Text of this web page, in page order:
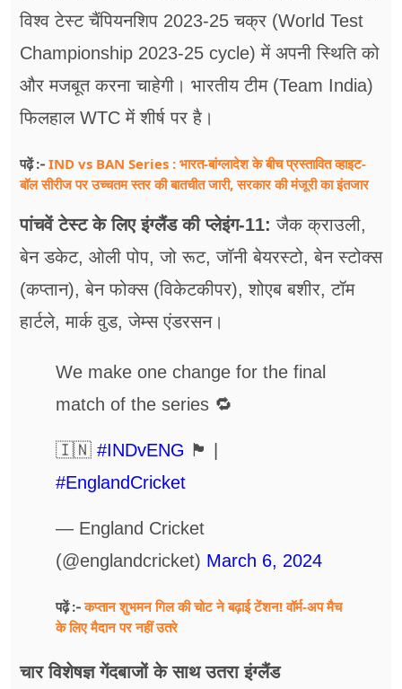
विश्व टेस्ट चैंपियनशिप 2023-25 चक्र (World Test
Championship 2023-25 cycle) में अपनी स्थिति को
और मजबूत करना चाहेगी। भारतीय टीम (Team India)
फिलहाल WTC में शीर्ष पर है।
पढ़ें :- IND vs BAN Series : भारत-बांग्लादेश के बीच प्रस्तावित व्हाइट-
बॉल सीरीज पर उच्चतम स्तर की बातचीत जारी, सरकार की मंजूरी का इंतजार
पांचवें टेस्ट के लिए इंग्लैंड की प्लेइंग-11: जैक क्राउली,
बेन डकेट, ओली पोप, जो रूट, जॉनी बेयरस्टो, बेन स्टोक्स
(कप्तान), बेन फोक्स (विकेटकीपर), शोएब बशीर, टॉम
हार्टले, मार्क वुड, जेम्स एंडरसन।
We make one change for the final
match of the series 🔁
🇮🇳 #INDvENG 🏴󠁧󠁢󠁥󠁮󠁧󠁿 |
#EnglandCricket
— England Cricket
(@englandcricket) March 6, 2024
पढ़ें :-कप्तान शुभमन गिल की चोट ने बढ़ाई टेंशन! वॉर्म-अप मैच
के लिए मैदान पर नहीं उतरे
चार विशेषज्ञ गेंदबाजों के साथ उतरा इंग्लैंड